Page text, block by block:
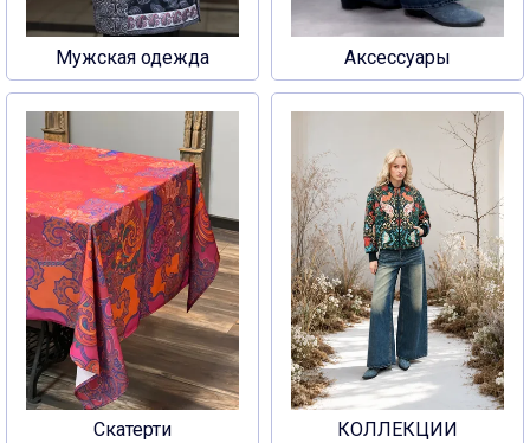
Мужская одежда Аксессуары
Скатерти КОЛЛЕКЦИИ